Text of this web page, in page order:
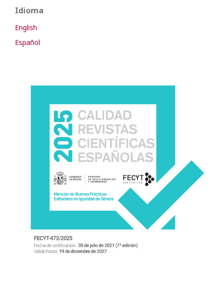
Idioma
English
Español